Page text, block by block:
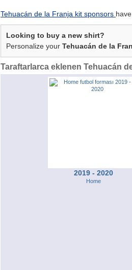
Tehuacán de la Franja kit sponsors
Looking to buy a new shirt?
Personalize your Tehuacán de la
Taraftarlarca eklenen Tehuacán
2019 - 2020
Home